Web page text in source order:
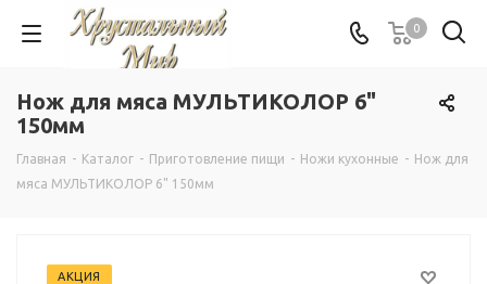
0
Нож для мяса МУЛЬТИКОЛОР 6"
150мм
Главная - Каталог - Приготовление пищи - Ножи кухонные - Нож для
мяса МУЛЬТИКОЛОР 6" 150мм
АКЦИЯ